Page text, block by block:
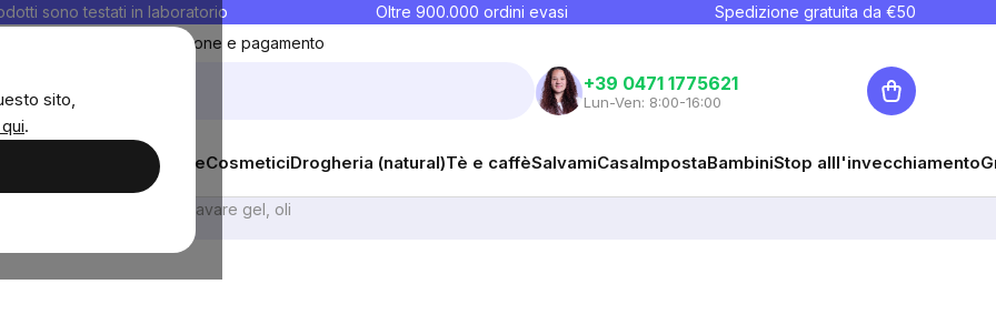
sito,
.
sono testati in laboratorio Oltre 900.000 ordini evasi Spedizione gratuita da €50
Spedizione e pagamento
+39 0471 1775621
Lun-Ven: 8:00-16:00
Carrello
Integratori e vitamineCosmeticiDrogheria (natural)Tè e caffèSalvamiCasaImpostaBambiniStop alll'invecchiamento
Lavare gel, oli